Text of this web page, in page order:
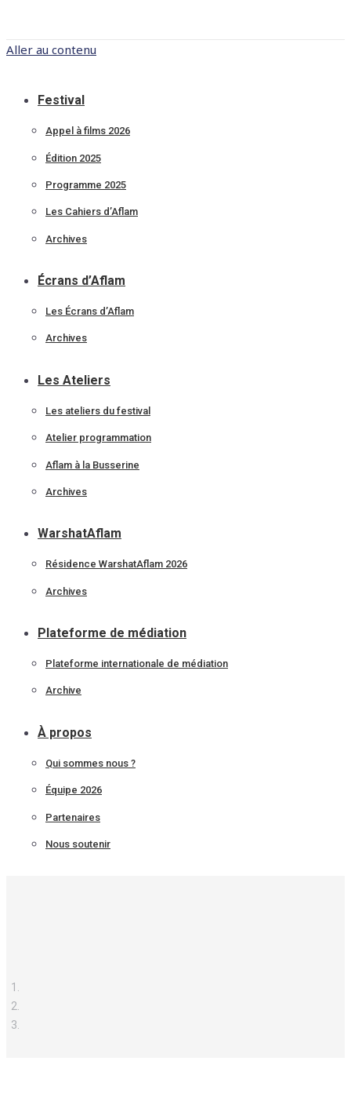
Aller au contenu
Festival
Appel à films 2026
Édition 2025
Programme 2025
Les Cahiers d’Aflam
Archives
Écrans d’Aflam
Les Écrans d’Aflam
Archives
Les Ateliers
Les ateliers du festival
Atelier programmation
Aflam à la Busserine
Archives
WarshatAflam
Résidence WarshatAflam 2026
Archives
Plateforme de médiation
Plateforme internationale de médiation
Archive
À propos
Qui sommes nous ?
Équipe 2026
Partenaires
Nous soutenir